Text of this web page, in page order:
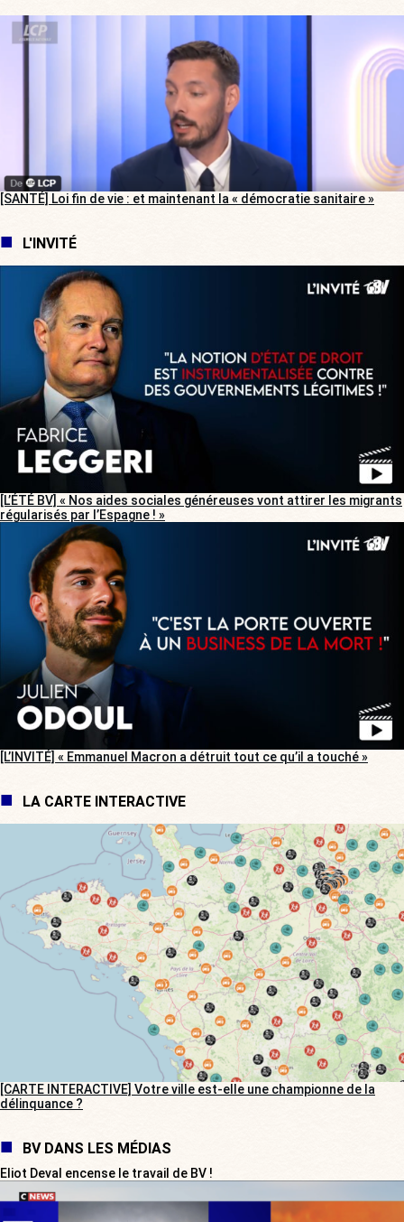
[SANTÉ] Loi fin de vie : et maintenant la « démocratie sanitaire »
L'INVITÉ
[L’ÉTÉ BV] « Nos aides sociales généreuses vont attirer les migrants
régularisés par l’Espagne ! »
[L’INVITÉ] « Emmanuel Macron a détruit tout ce qu’il a touché »
LA CARTE INTERACTIVE
[CARTE INTERACTIVE] Votre ville est-elle une championne de la
délinquance ?
BV DANS LES MÉDIAS
Eliot Deval encense le travail de BV !